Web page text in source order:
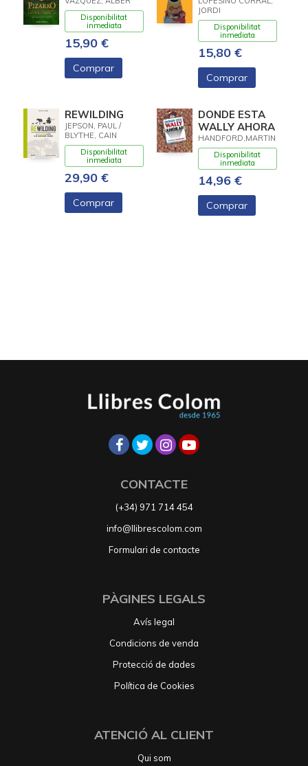
INCADisponibilitat
inmediata
15,90 €
Comprar
DE SOL
JORDI
Disponibilitat
inmediata
15,80 €
Comprar
REWILDING
JEPSON, PAUL /
BLYTHE, CAIN
Disponibilitat
inmediata
29,90 €
Comprar
DONDE ESTA
WALLY AHORA
HANDFORD,MARTIN
Disponibilitat
inmediata
14,96 €
Comprar
CONTACTE
(+34) 971 714 454
info@llibrescolom.com
Formulari de contacte
PÀGINES LEGALS
Avís legal
Condicions de venda
Protecció de dades
Política de Cookies
ATENCIÓ AL CLIENT
Qui som